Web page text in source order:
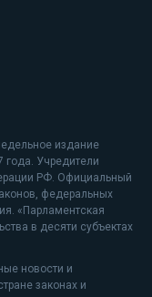
издание
года. Учредители
РФ. Официальный
федеральных
«Парламентская
в десяти субъектах
новости и
законах и